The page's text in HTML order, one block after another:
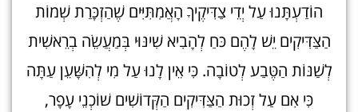
הוֹדַעְתָּנוּ עַל יְדֵי צַדִּיקֶיךָ הָאֲמִתִּיִּים שֶׁהַזְכָּרַת שְׁמוֹת
הַצַּדִּיקִים יֵשׁ לָהֶם כּחַ לְהָבִיא שִׁינּוּי בְּמַעֲשֵׂה בְרֵאשִׁית
לְשַׁנּוֹת הַטֶּבַע לְטוֹבָה. כִּי אֵין לָנוּ עַל מִי לְהִשָּׁעֵן עַתָּה
כִּי אִם עַל זְכוּת הַצַּדִּיקִים הַקְּדוֹשִׁים שׁוֹכְנֵי עָפָר,